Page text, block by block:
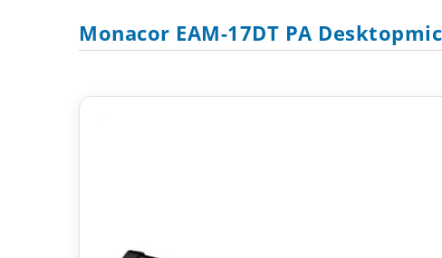
Monacor EAM-17DT PA